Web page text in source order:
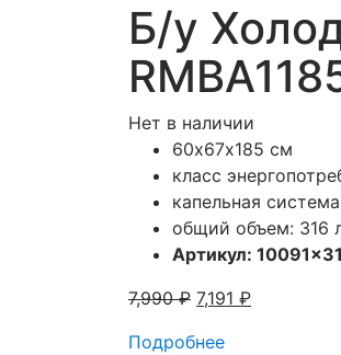
Б/у
Нет в наличии
60х67х185 см
класс
капельная
общий объем: 316
Артикул: 10091×31
7,990₽ 7,191 ₽
Подробнее